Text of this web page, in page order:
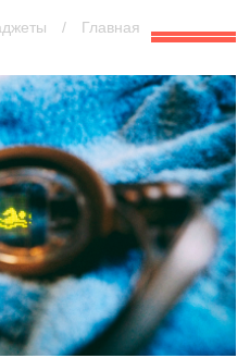
/ Главная